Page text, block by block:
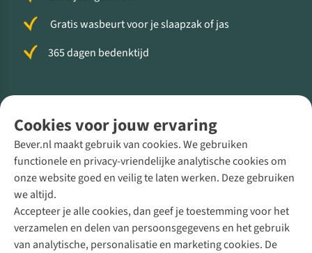
Cookies voor jouw ervaring
Bever.nl maakt gebruik van cookies. We gebruiken
functionele en privacy-vriendelijke analytische cookies om
onze website goed en veilig te laten werken. Deze gebruiken
we altijd.
Accepteer je alle cookies, dan geef je toestemming voor het
verzamelen en delen van persoonsgegevens en het gebruik
van analytische, personalisatie en marketing cookies. De
Gratis wasbeurt voor je slaapzak of jas
365 dagen bedenktijd
Direct advies van een Buitenexpert
+31 (0)85 888 50 88
+31 6 12 28 49 80